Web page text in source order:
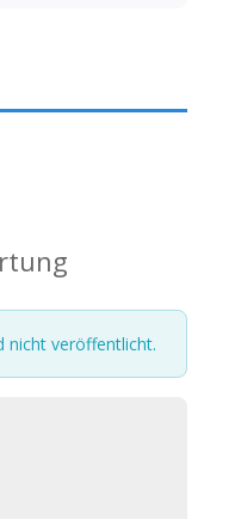
nicht veröffentlicht.